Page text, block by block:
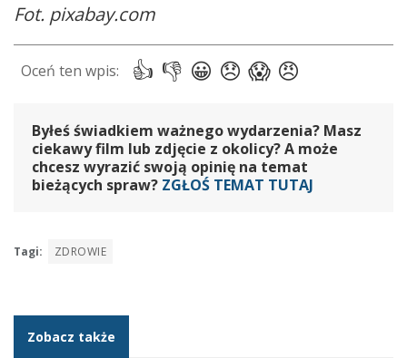
Fot. pixabay.com
Byłeś świadkiem ważnego wydarzenia? Masz
ciekawy film lub zdjęcie z okolicy? A może
chcesz wyrazić swoją opinię na temat
bieżących spraw? ZGŁOŚ TEMAT TUTAJ
Tagi: ZDROWIE
Zobacz także